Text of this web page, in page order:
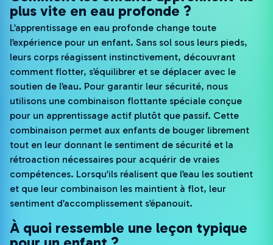
plus vite en eau profonde ?
L’apprentissage en eau profonde change toute
l’expérience pour un enfant. Sans sol sous leurs pieds,
leurs corps réagissent instinctivement, découvrant
comment flotter, s’équilibrer et se déplacer avec le
soutien de l’eau. Pour garantir leur sécurité, nous
utilisons une combinaison flottante spéciale conçue
pour un apprentissage actif plutôt que passif. Cette
combinaison permet aux enfants de bouger librement
tout en leur donnant le sentiment de sécurité et la
rétroaction nécessaires pour acquérir de vraies
compétences. Lorsqu’ils réalisent que l’eau les soutient
et que leur combinaison les maintient à flot, leur
sentiment d’accomplissement s’épanouit.
À quoi ressemble une leçon typique